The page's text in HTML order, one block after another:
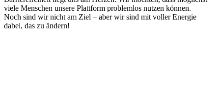
viele Menschen unsere Plattform problemlos nutzen können.
Noch sind wir nicht am Ziel – aber wir sind mit voller Energie
dabei, das zu ändern!